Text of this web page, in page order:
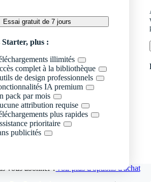
Essai gratuit de 7 jours
plus :
illimités
complet à la bibliothèque
de design professionnels
IA premium
pack par mois
attribution requise
plus rapides
prioritaire
publicités
vous abonner ?Voir plus d'options d'achat